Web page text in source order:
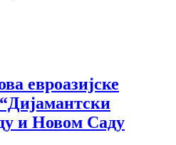
евроазијске
и Новом Саду